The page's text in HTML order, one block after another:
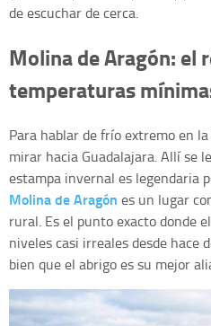
de escuchar de cerca.
Molina de Aragón: el
temperaturas
Para hablar de frío extremo en
mirar hacia Guadalajara. Allí se
estampa invernal es legendaria
Molina de Aragón es un lugar
rural. Es el punto exacto donde
niveles casi irreales desde hace
bien que el abrigo es su mejor